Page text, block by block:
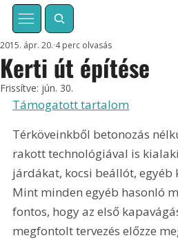
Kerti út építése
2015. ápr. 20. 4 perc olvasás
Frissítve: jún. 30.
Támogatott tartalom
Térköveinkből betonozás
rakott technológiával is
járdákat, kocsi beállót,
Mint minden egyéb hasonló
fontos, hogy az első
megfontolt tervezés előzze